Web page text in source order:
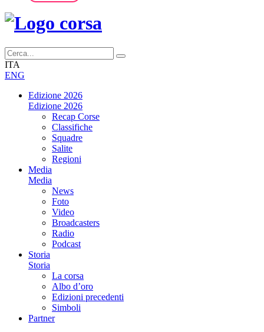
ITA
ENG
Edizione 2026
Edizione 2026
Recap Corse
Classifiche
Squadre
Salite
Regioni
Media
Media
News
Foto
Video
Broadcasters
Radio
Podcast
Storia
Storia
La corsa
Albo d’oro
Edizioni precedenti
Simboli
Partner